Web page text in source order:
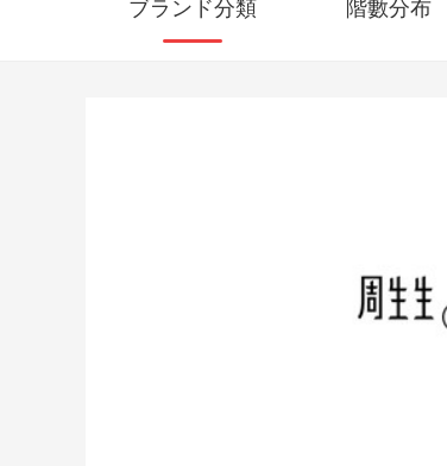
ブランド分類 階數分布